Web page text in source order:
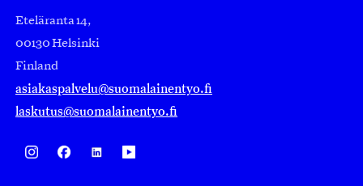
Eteläranta 14,
00130 Helsinki
Finland
asiakaspalvelu@suomalainentyo.fi
laskutus@suomalainentyo.fi